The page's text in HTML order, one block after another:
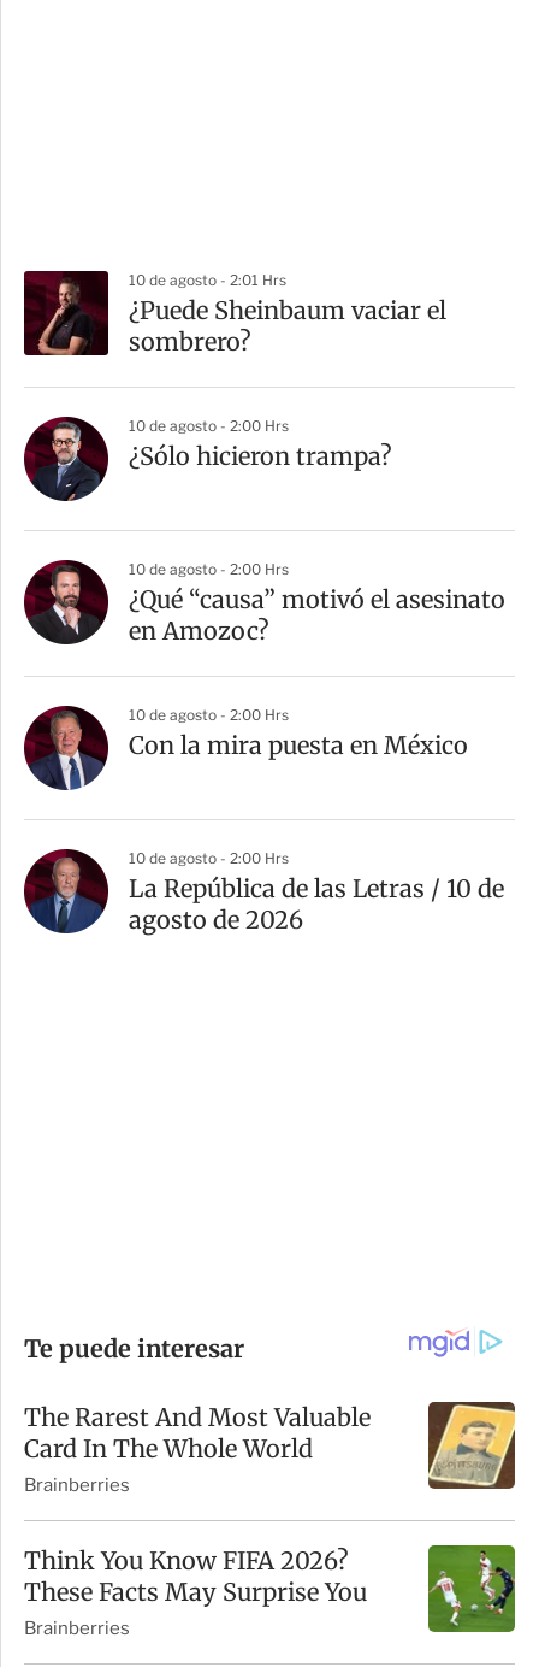
10 de agosto - 2:01 Hrs
¿Puede Sheinbaum vaciar el
sombrero?
10 de agosto - 2:00 Hrs
¿Sólo hicieron trampa?
10 de agosto - 2:00 Hrs
¿Qué “causa” motivó el asesinato
en Amozoc?
10 de agosto - 2:00 Hrs
Con la mira puesta en México
10 de agosto - 2:00 Hrs
La República de las Letras / 10 de
agosto de 2026